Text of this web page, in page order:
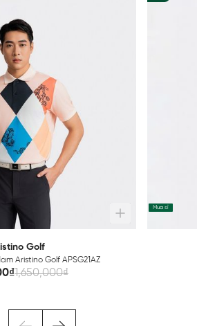
Golf
Aristino Golf APSG21AZ
1,650,000₫
Mua sỉ